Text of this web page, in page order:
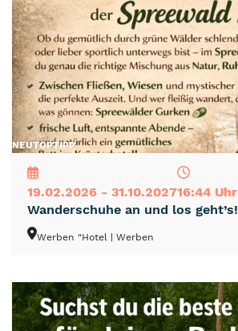
NEUTOPTIPP
19.02.2026 - 31.10.202716:44 Uhr
Wanderschuhe an und los geht’s!
Werben "Hotel | Werben